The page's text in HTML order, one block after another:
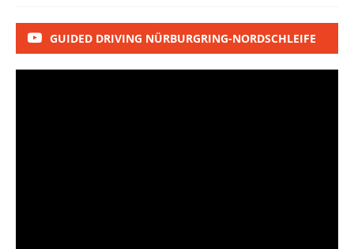
GUIDED DRIVING NÜRBURGRING-NORDSCHLEIFE